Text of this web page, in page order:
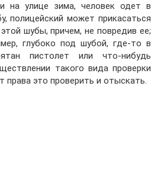
на улице зима, человек одет в
полицейский может прикасаться
шубы, причем, не повредив ее;
глубоко под шубой, где-то в
пистолет или что-нибудь
такого вида проверки
права это проверить и отыскать.